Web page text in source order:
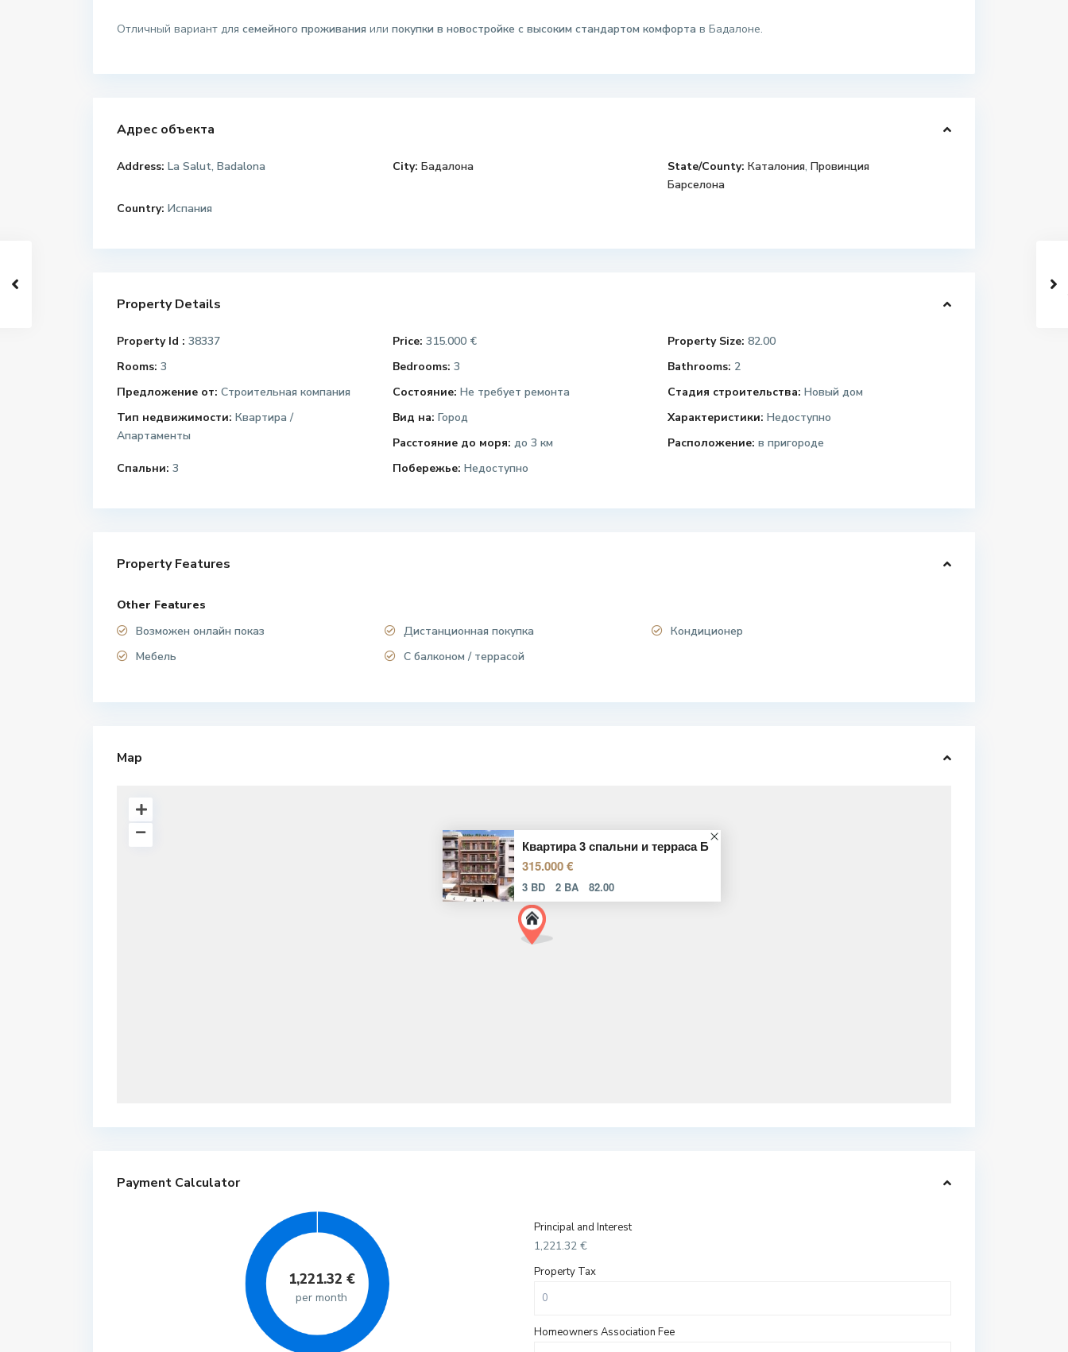
Отличный вариант для семейного проживания или покупки в новостройке с высоким стандартом комфорта в Бадалоне.
Адрес объекта
Address: La Salut, Badalona City: Бадалона State/County: Каталония, Провинция
Барселона
Country: Испания
Property Details
Property Id : 38337 Price: 315.000 € Property Size: 82.00
Rooms: 3 Bedrooms: 3 Bathrooms: 2
Предложение от: Строительная компания Состояние: Не требует ремонта Стадия строительства: Новый дом
Тип недвижимости: Квартира /
Апартаменты
Вид на: Город Характеристики: Недоступно
Расстояние до моря: до 3 км Расположение: в пригороде
Спальни: 3 Побережье: Недоступно
Property Features
Other Features
Возможен онлайн показ
Дистанционная покупка
Кондиционер
Мебель
С балконом / террасой
Map
Квартира 3 спальни и терраса Б
315.000 €
3 BD 2 BA 82.00
Payment Calculator
1,221.32 €
per month
Principal and Interest
1,221.32 €
Property Tax
Homeowners Association Fee